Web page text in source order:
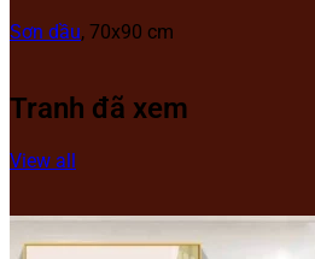
Sơn dầu, 70x90 cm
Tranh đã xem
View all